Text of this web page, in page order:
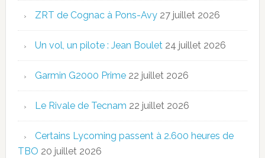
ZRT de Cognac à Pons-Avy 27 juillet 2026
Un vol, un pilote : Jean Boulet 24 juillet 2026
Garmin G2000 Prime 22 juillet 2026
Le Rivale de Tecnam 22 juillet 2026
Certains Lycoming passent à 2.600 heures de
TBO 20 juillet 2026